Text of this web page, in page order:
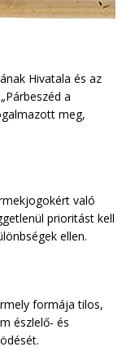
Hivatala és az
a
meg,
való
prioritást kell
ellen.
formája tilos,
észlelő- és